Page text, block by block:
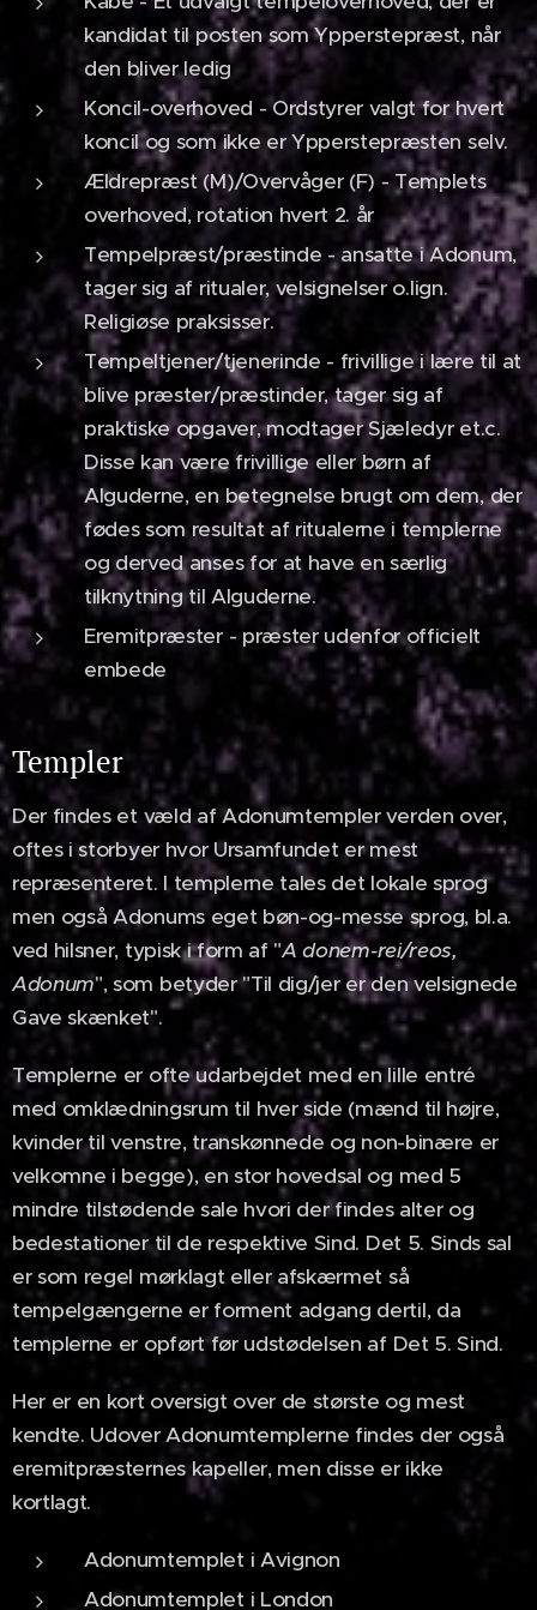
kandidat til posten som Ypperstepræst, når
den bliver ledig
Koncil-overhoved - Ordstyrer valgt for hvert
koncil og som ikke er Ypperstepræsten selv.
Ældrepræst (M)/Overvåger (F) - Templets
overhoved, rotation hvert 2. år
Tempelpræst/præstinde - ansatte i Adonum,
tager sig af ritualer, velsignelser o.lign.
Religiøse praksisser.
Tempeltjener/tjenerinde - frivillige i lære til at
blive præster/præstinder, tager sig af
praktiske opgaver, modtager Sjæledyr et.c.
Disse kan være frivillige eller børn af
Alguderne, en betegnelse brugt om dem, der
fødes som resultat af ritualerne i templerne
og derved anses for at have en særlig
tilknytning til Alguderne.
Eremitpræster - præster udenfor officielt
embede
Templer
Der findes et væld af Adonumtempler verden over,
oftes i storbyer hvor Ursamfundet er mest
repræsenteret. I templerne tales det lokale sprog
men også Adonums eget bøn-og-messe sprog, bl.a.
ved hilsner, typisk i form af "A donem-rei/reos,
Adonum", som betyder "Til dig/jer er den velsignede
Gave skænket".
Templerne er ofte udarbejdet med en lille entré
med omklædningsrum til hver side (mænd til højre,
kvinder til venstre, transkønnede og non-binære er
velkomne i begge), en stor hovedsal og med 5
mindre tilstødende sale hvori der findes alter og
bedestationer til de respektive Sind. Det 5. Sinds sal
er som regel mørklagt eller afskærmet så
tempelgængerne er forment adgang dertil, da
templerne er opført før udstødelsen af Det 5. Sind.
Her er en kort oversigt over de største og mest
kendte. Udover Adonumtemplerne findes der også
eremitpræsternes kapeller, men disse er ikke
kortlagt.
Adonumtemplet i Avignon
Adonumtemplet i London